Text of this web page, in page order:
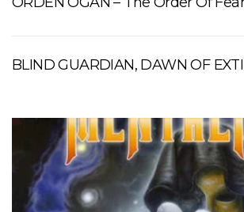
BLIND GUARDIAN, DAWN OF